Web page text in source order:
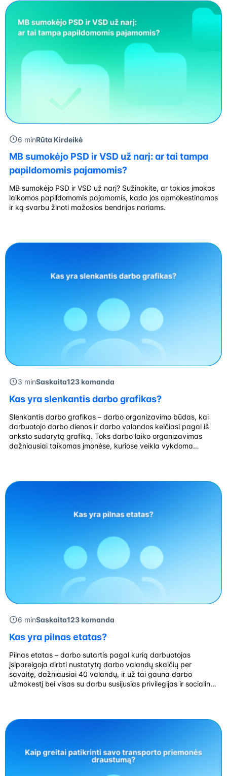
6 minRūta Kirdeikė
MB sumokėjo PSD ir VSD už narį: ar tai tampa
papildomomis pajamomis?
MB sumokėjo PSD ir VSD už narį? Sužinokite, ar tokios įmokos
laikomos papildomomis pajamomis, kada jos apmokestinamos
ir ką svarbu žinoti mažosios bendrijos nariams.
3 minSaskaita123 komanda
Kas yra slenkantis darbo grafikas?
Slenkantis darbo grafikas – darbo organizavimo būdas, kai
darbuotojo darbo dienos ir darbo valandos keičiasi pagal iš
anksto sudarytą grafiką. Toks darbo laiko organizavimas
dažniausiai taikomas įmonėse, kuriose veikla vykdoma
dažnai koreguojami […]
6 minSaskaita123 komanda
Kas yra pilnas etatas?
Pilnas etatas – darbo sutartis pagal kurią darbuotojas
įsipareigoja dirbti nustatytą darbo valandų skaičių per
savaitę, dažniausiai 40 valandų, ir už tai gauna darbo
užmokestį bei visas su darbu susijusias privilegijas ir socialines